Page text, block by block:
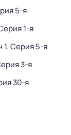
5-я
1-я
1. Серия 5-я
3-я
30-я